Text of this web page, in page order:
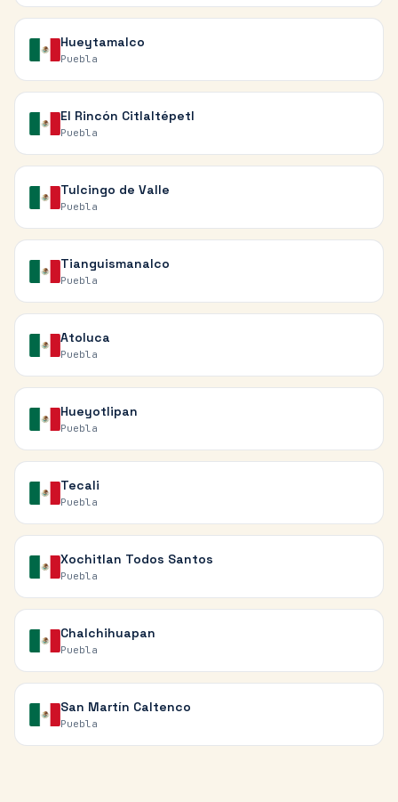
Hueytamalco
Puebla
El Rincón Citlaltépetl
Puebla
Tulcingo de Valle
Puebla
Tianguismanalco
Puebla
Atoluca
Puebla
Hueyotlipan
Puebla
Tecali
Puebla
Xochitlan Todos Santos
Puebla
Chalchihuapan
Puebla
San Martín Caltenco
Puebla